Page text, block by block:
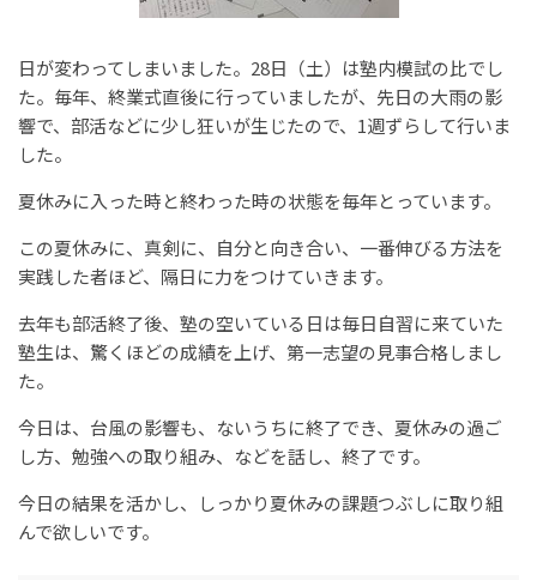
日が変わってしまいました。28日（土）は塾内模試の比でし
た。毎年、終業式直後に行っていましたが、先日の大雨の影
響で、部活などに少し狂いが生じたので、1週ずらして行いま
した。
夏休みに入った時と終わった時の状態を毎年とっています。
この夏休みに、真剣に、自分と向き合い、一番伸びる方法を
実践した者ほど、隔日に力をつけていきます。
去年も部活終了後、塾の空いている日は毎日自習に来ていた
塾生は、驚くほどの成績を上げ、第一志望の見事合格しまし
た。
今日は、台風の影響も、ないうちに終了でき、夏休みの過ご
し方、勉強への取り組み、などを話し、終了です。
今日の結果を活かし、しっかり夏休みの課題つぶしに取り組
んで欲しいです。